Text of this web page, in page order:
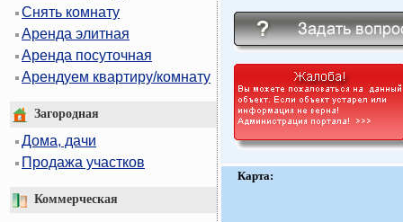
Снять комнату
Аренда элитная
Аренда посуточная
Арендуем квартиру/комнату
Загородная
Дома, дачи
Продажа участков
Коммерческая
Карта: